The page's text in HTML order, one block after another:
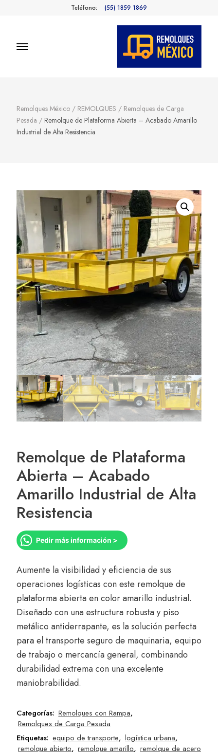
Teléfono: (55) 1859 1869
Remolques México / REMOLQUES / Remolques de Carga
Pesada / Remolque de Plataforma Abierta – Acabado Amarillo
Industrial de Alta Resistencia
Remolque de Plataforma
Abierta – Acabado
Amarillo Industrial de Alta
Resistencia
Pedir más información >
Aumente la visibilidad y eficiencia de sus
operaciones logísticas con este remolque de
plataforma abierta en color amarillo industrial.
Diseñado con una estructura robusta y piso
metálico antiderrapante, es la solución perfecta
para el transporte seguro de maquinaria, equipo
de trabajo o mercancía general, combinando
durabilidad extrema con una excelente
maniobrabilidad.
Categorías: Remolques con Rampa,
Remolques de Carga Pesada
Etiquetas: equipo de transporte, logística urbana,
remolque abierto, remolque amarillo, remolque de acero